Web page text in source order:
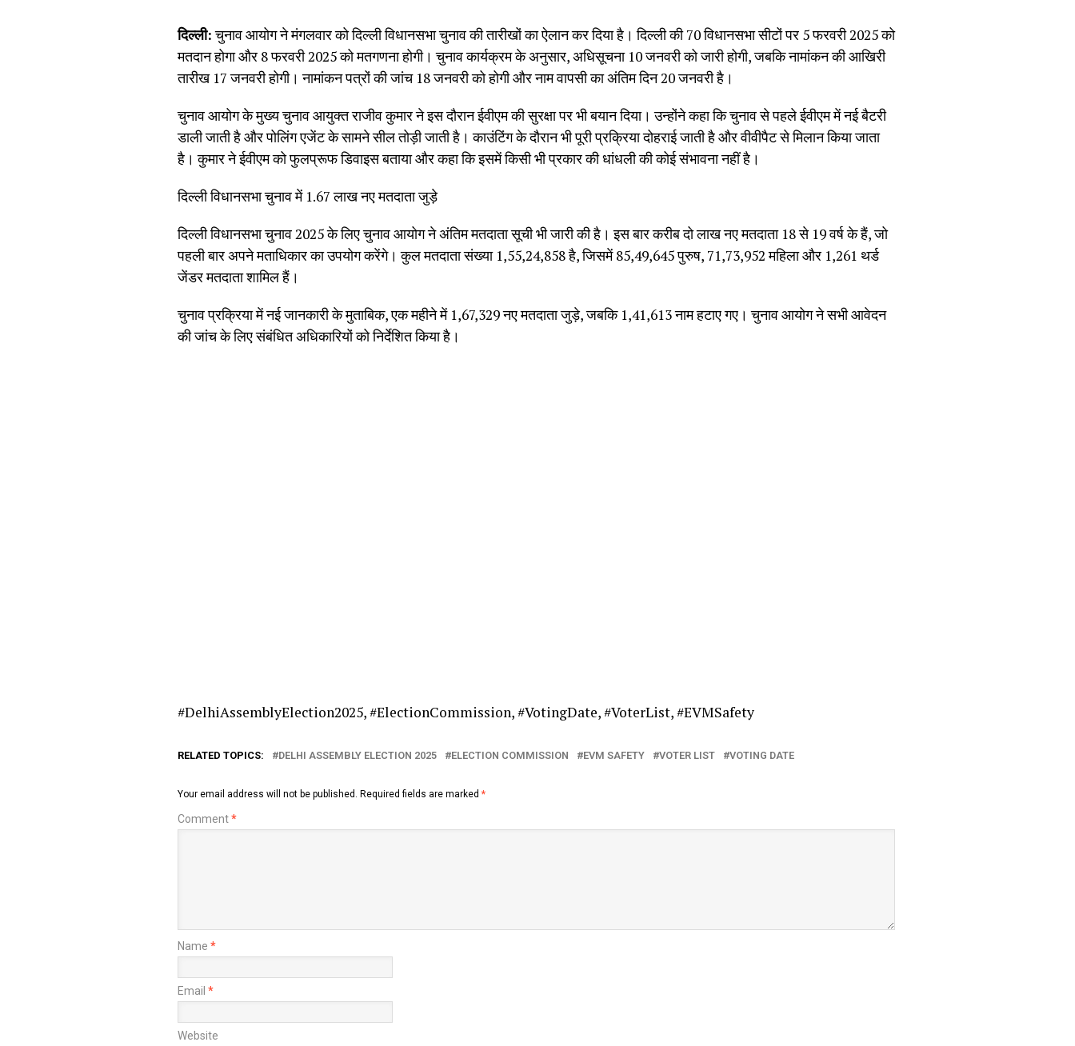
दिल्ली:चुनाव आयोग ने मंगलवार को दिल्ली विधानसभा चुनाव की तारीखों का ऐलान कर दिया है। दिल्ली की 70 विधानसभा सीटों पर 5 फरवरी 2025 को
मतदान होगा और 8 फरवरी 2025 को मतगणना होगी। चुनाव कार्यक्रम के अनुसार, अधिसूचना 10 जनवरी को जारी होगी, जबकि नामांकन की आखिरी
तारीख 17 जनवरी होगी। नामांकन पत्रों की जांच 18 जनवरी को होगी और नाम वापसी का अंतिम दिन 20 जनवरी है।
चुनाव आयोग के मुख्य चुनाव आयुक्त राजीव कुमार ने इस दौरान ईवीएम की सुरक्षा पर भी बयान दिया। उन्होंने कहा कि चुनाव से पहले ईवीएम में नई बैटरी
डाली जाती है और पोलिंग एजेंट के सामने सील तोड़ी जाती है। काउंटिंग के दौरान भी पूरी प्रक्रिया दोहराई जाती है और वीवीपैट से मिलान किया जाता
है। कुमार ने ईवीएम को फुलप्रूफ डिवाइस बताया और कहा कि इसमें किसी भी प्रकार की धांधली की कोई संभावना नहीं है।
दिल्ली विधानसभा चुनाव में 1.67 लाख नए मतदाता जुड़े
दिल्ली विधानसभा चुनाव 2025 के लिए चुनाव आयोग ने अंतिम मतदाता सूची भी जारी की है। इस बार करीब दो लाख नए मतदाता 18 से 19 वर्ष के हैं, जो
पहली बार अपने मताधिकार का उपयोग करेंगे। कुल मतदाता संख्या 1,55,24,858 है, जिसमें 85,49,645 पुरुष, 71,73,952 महिला और 1,261 थर्ड
जेंडर मतदाता शामिल हैं।
चुनाव प्रक्रिया में नई जानकारी के मुताबिक, एक महीने में 1,67,329 नए मतदाता जुड़े, जबकि 1,41,613 नाम हटाए गए। चुनाव आयोग ने सभी आवेदन
की जांच के लिए संबंधित अधिकारियों को निर्देशित किया है।
#DelhiAssemblyElection2025, #ElectionCommission, #VotingDate, #VoterList, #EVMSafety
RELATED TOPICS: DELHI ASSEMBLY ELECTION 2025 ELECTION COMMISSION EVM SAFETY VOTER LIST VOTING DATE
Your email address will not be published. Required fields are marked *
Comment*
Name *
Email *
Website